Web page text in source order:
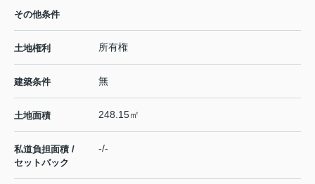
その他条件
土地権利 所有権
建築条件 無
土地面積 248.15㎡
私道負担面積 /
セットバック
-/-